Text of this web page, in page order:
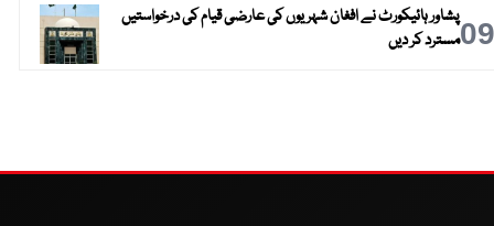
09پشاور ہائیکورٹ نے افغان شہریوں کی عارضی قیام کی درخواستیں
مسترد کر دیں